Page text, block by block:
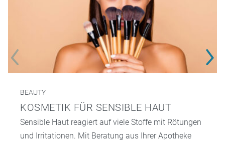
BEAUTY
KOSMETIK FÜR SENSIBLE HAUT
Sensible Haut reagiert auf viele Stoffe mit Rötungen
und Irritationen. Mit Beratung aus Ihrer Apotheke